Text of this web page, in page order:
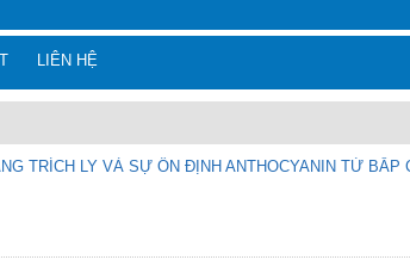
LIÊN HỆ
TRÍCH LY VÀ SỰ ỔN ĐỊNH ANTHOCYANIN TỪ BẮP